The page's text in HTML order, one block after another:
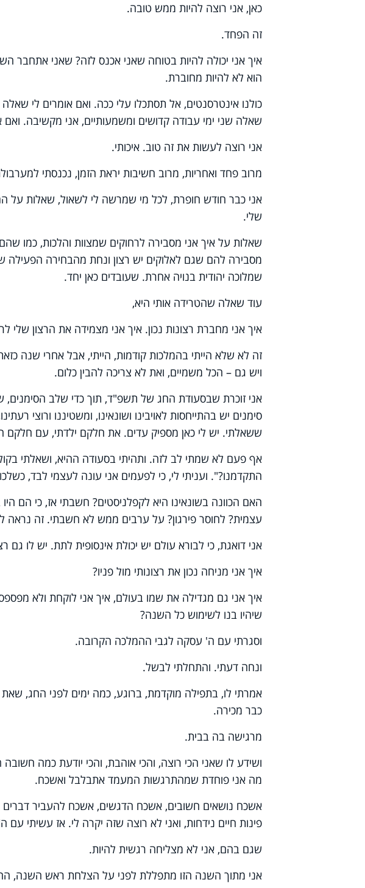
כאן, אני רוצה להיות ממש טובה.
זה הפחד.
איך אני יכולה להיות בטוחה שאני אכנס לזה? שאני אתחבר
הוא לא להיות מחוברת.
כולנו אינטרסנטים, אל תסתכלו עלי ככה. ואם אומרים לי
שאלה שני ימי עבודה קדושים ומשמעותיים, אני מקשיבה. ואם
אני רוצה לעשות את זה טוב. איכותי.
מרוב פחד ואחריות, מרוב חשיבות יראת הזמן, נכנסתי
אני כבר חודש חופרת, לכל מי שמרשה לי לשאול, שאלות על
שלי.
שאלות על איך אני מסבירה לרחוקים שמצוות והלכות, כמו
מסבירה להם שגם לאלוקים יש רצון ונחת מהבחירה הפעילה
שמלוכה יהודית בנויה אחרת. שעובדים כאן יחד.
עוד שאלה שהטרידה אותי היא,
איך אני מחברת רצונות נכון. איך אני מצמידה את הרצון שלי
זה לא שלא הייתי בהמלכות קודמות, הייתי, אבל אחרי שנה
ויש גם – הכל משמיים, ואת לא צריכה להבין כלום.
אני זוכרת שבסעודת החג של תשפ"ד, תוך כדי שלב
סימנים יש בהתייחסות לאויבינו ושונאינו, ומשטיננו ורוצי
ששאלתי. יש לי כאן מספיק עדים. את חלקם ילדתי, עם
אף פעם לא שמתי לב לזה. ותהיתי בסעודה ההיא, ושאלתי
התקדמנו?". ועניתי לי, כי לפעמים אני עונה לעצמי לבד,
האם הכוונה בשונאינו היא לקפלניסטים? חשבתי אז, כי הם
עצמית? לחוסר פירגון? על ערבים ממש לא חשבתי. זה נראה
אני דואגת, כי לבורא עולם יש יכולת אינסופית לתת. יש לו גם
איך אני מניחה נכון את רצונותי מול פניו?
איך אני גם מגדילה את שמו בעולם, איך אני לוקחת ולא
שיהיו בנו לשימוש כל השנה?
וסגרתי עם ה' עסקה לגבי ההמלכה הקרובה.
ונחה דעתי. והתחלתי לבשל.
אמרתי לו, בתפילה מוקדמת, ברוגע, כמה ימים לפני החג,
כבר מכירה.
מרגישה בה בבית.
ושידע לו שאני הכי רוצה, והכי אוהבת, והכי יודעת כמה
מה אני פוחדת שמהתרגשות המעמד אתבלבל ואשכח.
אשכח נושאים חשובים, אשכח הדגשים, אשכח להעביר
פינות חיים נידחות, ואני לא רוצה שזה יקרה לי. אז עשיתי
שגם בהם, אני לא מצליחה רגשית להיות.
אני מתוך השנה הזו מתפללת לפני על הצלחת ראש השנה,